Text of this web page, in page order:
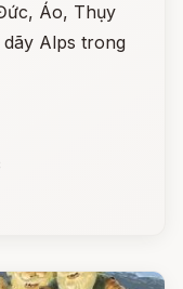
Áo, Thụy
Alps trong